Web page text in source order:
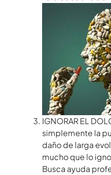
IGNORAR EL
simplemente la
daño de larga
mucho que lo
Busca ayuda